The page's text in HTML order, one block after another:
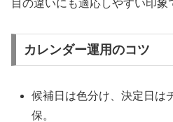
目の違いにも適応しやすい印象
カレンダー運用のコツ
候補日は色分け、決定日は
保。